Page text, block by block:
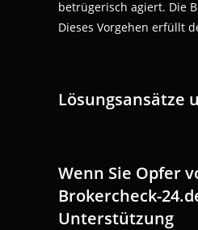
betrügerisch agiert. Die
Dieses Vorgehen erfüllt
Lösungsansätze
Wenn Sie Opfer
Brokercheck-
Unterstützung